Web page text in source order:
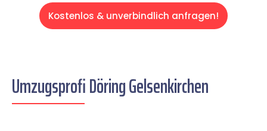
Kostenlos & unverbindlich anfragen!
Umzugsprofi Döring Gelsenkirchen